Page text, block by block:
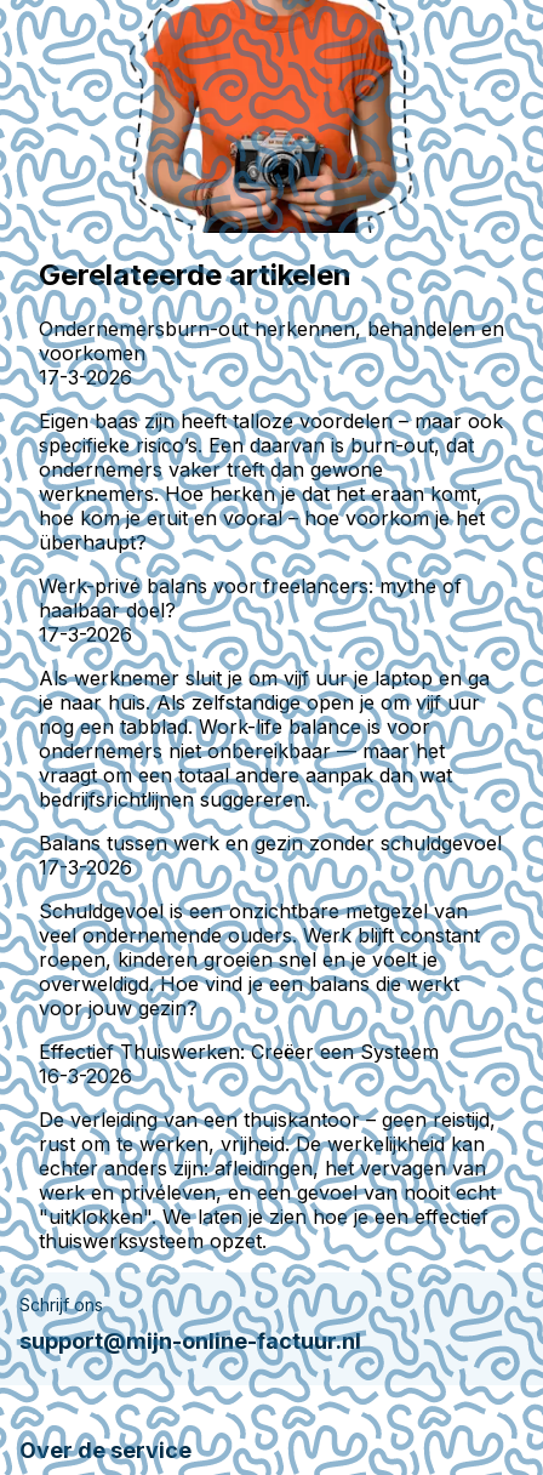
Gerelateerde artikelen
Ondernemersburn-out herkennen, behandelen en
voorkomen
17-3-2026
Eigen baas zijn heeft talloze voordelen – maar ook
specifieke risico’s. Een daarvan is burn-out, dat
ondernemers vaker treft dan gewone
werknemers. Hoe herken je dat het eraan komt,
hoe kom je eruit en vooral – hoe voorkom je het
überhaupt?
Werk-privé balans voor freelancers: mythe of
haalbaar doel?
17-3-2026
Als werknemer sluit je om vijf uur je laptop en ga
je naar huis. Als zelfstandige open je om vijf uur
nog een tabblad. Work-life balance is voor
ondernemers niet onbereikbaar — maar het
vraagt om een totaal andere aanpak dan wat
bedrijfsrichtlijnen suggereren.
Balans tussen werk en gezin zonder schuldgevoel
17-3-2026
Schuldgevoel is een onzichtbare metgezel van
veel ondernemende ouders. Werk blijft constant
roepen, kinderen groeien snel en je voelt je
overweldigd. Hoe vind je een balans die werkt
voor jouw gezin?
Effectief Thuiswerken: Creëer een Systeem
16-3-2026
De verleiding van een thuiskantoor – geen reistijd,
rust om te werken, vrijheid. De werkelijkheid kan
echter anders zijn: afleidingen, het vervagen van
werk en privéleven, en een gevoel van nooit echt
"uitklokken". We laten je zien hoe je een effectief
thuiswerksysteem opzet.
Schrijf ons
support@mijn-online-factuur.nl
Over de service